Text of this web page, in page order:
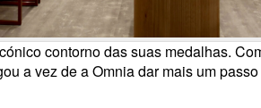
contorno das suas medalhas.
a vez de a Omnia dar mais um